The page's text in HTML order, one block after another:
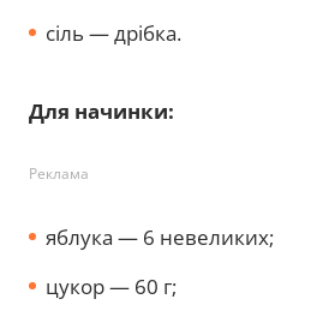
сіль — дрібка.
Для начинки:
Реклама
яблука — 6 невеликих;
цукор — 60 г;